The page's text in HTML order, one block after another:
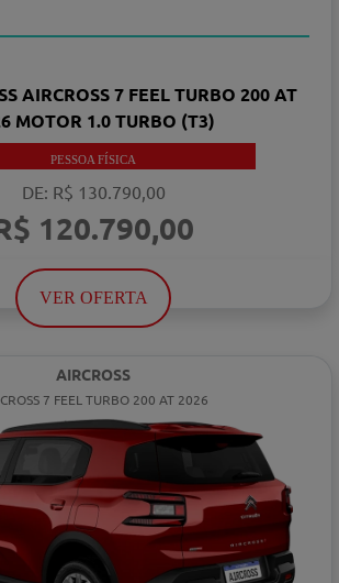
AIRCROSS 7 FEEL TURBO 200 AT
MOTOR 1.0 TURBO (T3)
PESSOA FÍSICA
DE: R$ 130.790,00
120.790,00
VER OFERTA
AIRCROSS
7 FEEL TURBO 200 AT 2026